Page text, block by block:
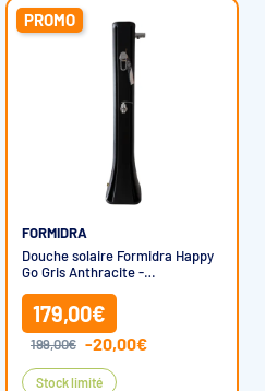
PROMO
FORMIDRA
Douche solaire Formidra Happy
Go Gris Anthracite -
179,00€
199,00€ -20,00€
Stock limité